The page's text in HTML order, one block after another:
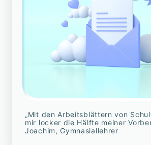
„Mit den Arbeitsblättern von
mir locker die Hälfte meiner
Joachim, Gymnasiallehrer